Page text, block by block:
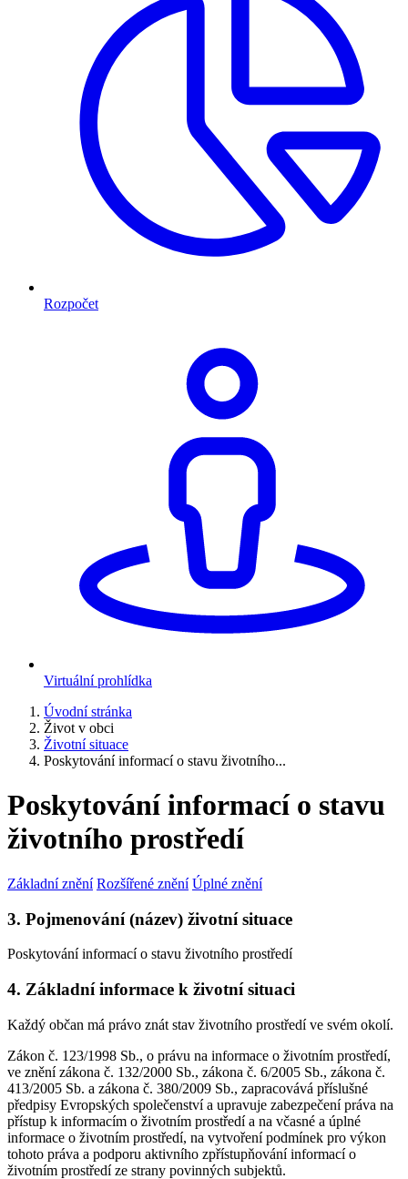
Rozpočet
Virtuální prohlídka
Úvodní stránka
Život v obci
Životní situace
Poskytování informací o stavu životního...
Poskytování informací o stavu
životního prostředí
Základní znění Rozšířené znění Úplné znění
3. Pojmenování (název) životní situace
Poskytování informací o stavu životního prostředí
4. Základní informace k životní situaci
Každý občan má právo znát stav životního prostředí ve svém okolí.
Zákon č. 123/1998 Sb., o právu na informace o životním prostředí,
ve znění zákona č. 132/2000 Sb., zákona č. 6/2005 Sb., zákona č.
413/2005 Sb. a zákona č. 380/2009 Sb., zapracovává příslušné
předpisy Evropských společenství a upravuje zabezpečení práva na
přístup k informacím o životním prostředí a na včasné a úplné
informace o životním prostředí, na vytvoření podmínek pro výkon
tohoto práva a podporu aktivního zpřístupňování informací o
životním prostředí ze strany povinných subjektů.